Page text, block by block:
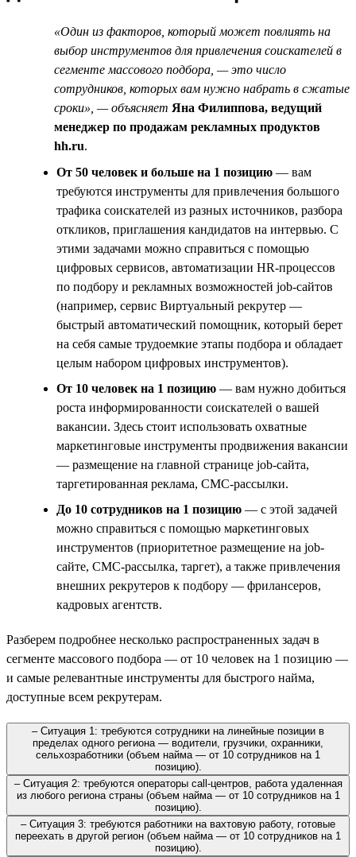
«Один из факторов, который может повлиять на
выбор инструментов для привлечения соискателей в
сегменте массового подбора, — это число
сотрудников, которых вам нужно набрать в сжатые
сроки», — объясняет Яна Филиппова, ведущий
менеджер по продажам рекламных продуктов
hh.ru.
От 50 человек и больше на 1 позицию — вам
требуются инструменты для привлечения большого
трафика соискателей из разных источников, разбора
откликов, приглашения кандидатов на интервью. С
этими задачами можно справиться с помощью
цифровых сервисов, автоматизации HR-процессов
по подбору и рекламных возможностей job-сайтов
(например, сервис Виртуальный рекрутер —
быстрый автоматический помощник, который берет
на себя самые трудоемкие этапы подбора и обладает
целым набором цифровых инструментов).
От 10 человек на 1 позицию — вам нужно добиться
роста информированности соискателей о вашей
вакансии. Здесь стоит использовать охватные
маркетинговые инструменты продвижения вакансии
— размещение на главной странице job-сайта,
таргетированная реклама, СМС-рассылки.
До 10 сотрудников на 1 позицию — с этой задачей
можно справиться с помощью маркетинговых
инструментов (приоритетное размещение на job-
сайте, СМС-рассылка, таргет), а также привлечения
внешних рекрутеров к подбору — фрилансеров,
кадровых агентств.
Разберем подробнее несколько распространенных задач в
сегменте массового подбора — от 10 человек на 1 позицию —
и самые релевантные инструменты для быстрого найма,
доступные всем рекрутерам.
– Ситуация 1: требуются сотрудники на линейные позиции в
пределах одного региона — водители, грузчики, охранники,
сельхозработники (объем найма — от 10 сотрудников на 1
позицию).
– Ситуация 2: требуются операторы call-центров, работа удаленная
из любого региона страны (объем найма — от 10 сотрудников на 1
позицию).
– Ситуация 3: требуются работники на вахтовую работу, готовые
переехать в другой регион (объем найма — от 10 сотрудников на 1
позицию).